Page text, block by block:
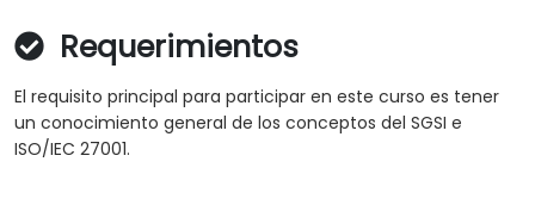
Requerimientos
El requisito principal para participar en este curso es tener
un conocimiento general de los conceptos del SGSI e
ISO/IEC 27001.